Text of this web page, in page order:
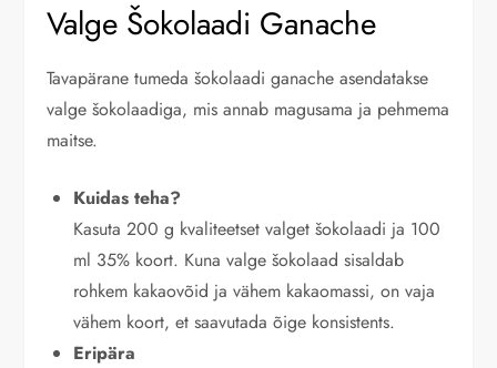
Valge Šokolaadi Ganache
Tavapärane tumeda šokolaadi ganache asendatakse
valge šokolaadiga, mis annab magusama ja pehmema
maitse.
Kuidas teha?
Kasuta 200 g kvaliteetset valget šokolaadi ja 100
ml 35% koort. Kuna valge šokolaad sisaldab
rohkem kakaovõid ja vähem kakaomassi, on vaja
vähem koort, et saavutada õige konsistents.
Eripära